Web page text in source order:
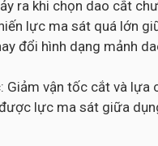
ra khi chọn dao cắt
lực ma sát quá lớn
đổi hình dạng mảnh
Giảm vận tốc cắt và lựa
lực ma sát giữa